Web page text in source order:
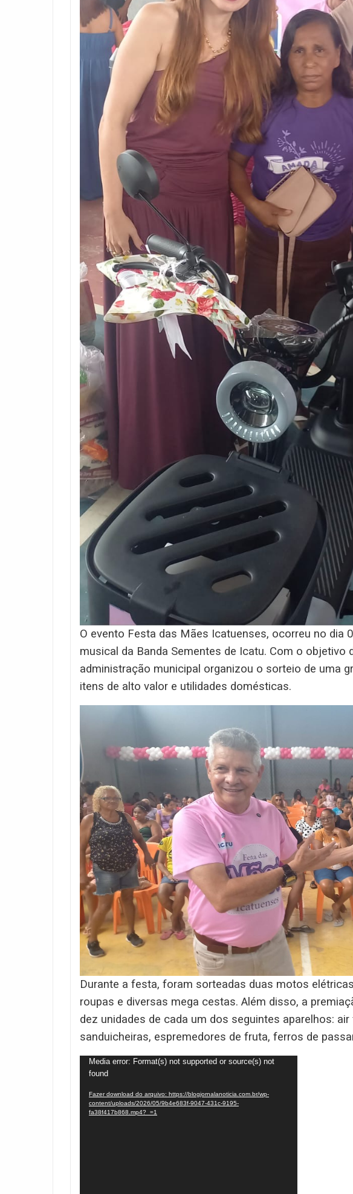
O evento Festa das Mães Icatuenses, ocorreu no dia
musical da Banda Sementes de Icatu. Com o objetivo
administração municipal organizou o sorteio de uma
itens de alto valor e utilidades domésticas.
Durante a festa, foram sorteadas duas motos
roupas e diversas mega cestas. Além disso, a
dez unidades de cada um dos seguintes aparelhos:
sanduicheiras, espremedores de fruta, ferros de
Tocador
de
vídeo
Media error: Format(s) not supported or source(s) not
found
Fazer download do arquivo: https://blogjornalanoticia.com.br/wp-
content/uploads/2026/05/9b4e683f-9047-431c-9195-
fa38f417b868.mp4?_=1